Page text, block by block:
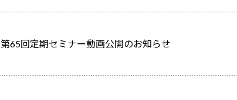
第65回定期セミナー動画公開のお知らせ